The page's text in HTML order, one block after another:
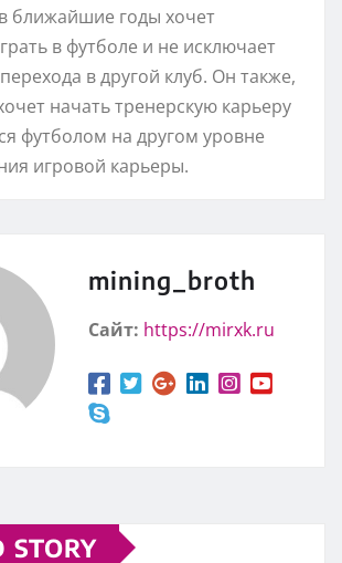
ближайшие годы хочет
в футболе и не исключает
в другой клуб. Он также,
начать тренерскую карьеру
футболом на другом уровне
игровой карьеры.
mining_broth
Сайт: https://mirxk.ru
STORY